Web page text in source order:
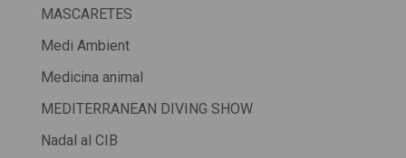
MASCARETES
Medi Ambient
Medicina animal
MEDITERRANEAN DIVING SHOW
Nadal al CIB